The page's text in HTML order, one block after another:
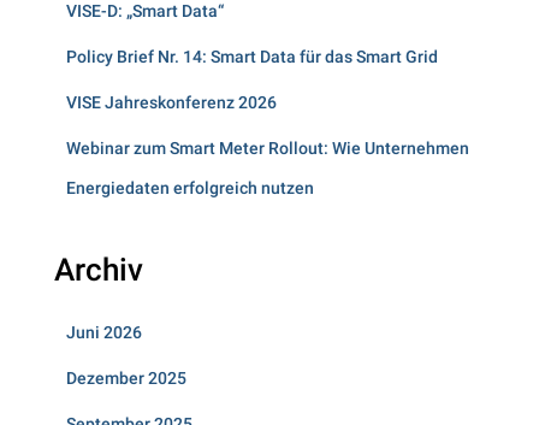
VISE-D: „Smart Data“
Policy Brief Nr. 14: Smart Data für das Smart Grid
VISE Jahreskonferenz 2026
Webinar zum Smart Meter Rollout: Wie Unternehmen
Energiedaten erfolgreich nutzen
Archiv
Juni 2026
Dezember 2025